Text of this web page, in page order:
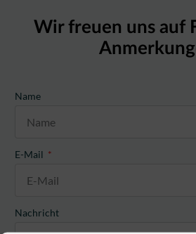
Wir freuen uns auf
Name
E-Mail
Nachricht